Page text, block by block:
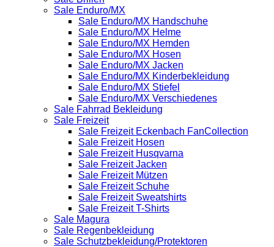
Sale Enduro/MX
Sale Enduro/MX Handschuhe
Sale Enduro/MX Helme
Sale Enduro/MX Hemden
Sale Enduro/MX Hosen
Sale Enduro/MX Jacken
Sale Enduro/MX Kinderbekleidung
Sale Enduro/MX Stiefel
Sale Enduro/MX Verschiedenes
Sale Fahrrad Bekleidung
Sale Freizeit
Sale Freizeit Eckenbach FanCollection
Sale Freizeit Hosen
Sale Freizeit Husqvarna
Sale Freizeit Jacken
Sale Freizeit Mützen
Sale Freizeit Schuhe
Sale Freizeit Sweatshirts
Sale Freizeit T-Shirts
Sale Magura
Sale Regenbekleidung
Sale Schutzbekleidung/Protektoren